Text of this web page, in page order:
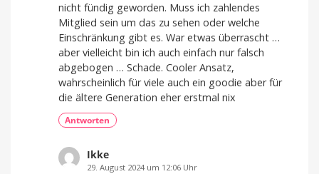
nicht fündig geworden. Muss ich zahlendes
Mitglied sein um das zu sehen oder welche
Einschränkung gibt es. War etwas überrascht …
aber vielleicht bin ich auch einfach nur falsch
abgebogen … Schade. Cooler Ansatz,
wahrscheinlich für viele auch ein goodie aber für
die ältere Generation eher erstmal nix
Antworten
Ikke
29. August 2024 um 12:06 Uhr